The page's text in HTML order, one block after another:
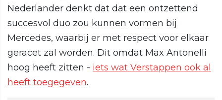
Nederlander denkt dat dat een ontzettend
succesvol duo zou kunnen vormen bij
Mercedes, waarbij er met respect voor elkaar
geracet zal worden. Dit omdat Max Antonelli
hoog heeft zitten - iets wat Verstappen ook al
heeft toegegeven.